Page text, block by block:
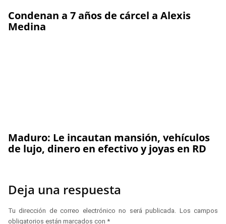
Condenan a 7 años de cárcel a Alexis
Medina
Maduro: Le incautan mansión, vehículos
de lujo, dinero en efectivo y joyas en RD
Deja una respuesta
Tu dirección de correo electrónico no será publicada. Los campos
obligatorios están marcados con *